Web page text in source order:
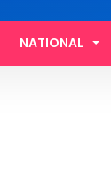
NATIONAL